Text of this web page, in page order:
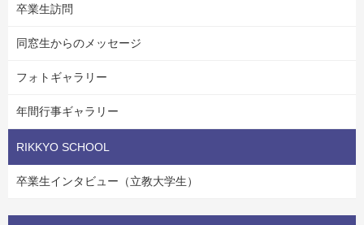
卒業生訪問
同窓生からのメッセージ
フォトギャラリー
年間行事ギャラリー
RIKKYO SCHOOL
卒業生インタビュー（立教大学生）